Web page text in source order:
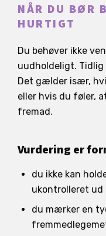
NÅR DU BØR
HURTIGT
Du behøver ikke
uudholdeligt.
Det gælder især,
eller hvis du føler,
fremad.
Vurdering er
du ikke kan
ukontrolleret ud
du mærker en